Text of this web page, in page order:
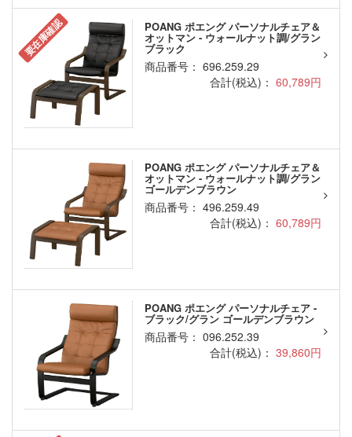
要在庫確認 POANG ポエング パーソナルチェア＆
オットマン - ウォールナット調/グラン
ブラック
商品番号： 696.259.29
合計(税込)： 60,789円
POANG ポエング パーソナルチェア＆
オットマン - ウォールナット調/グラン
ゴールデンブラウン
商品番号： 496.259.49
合計(税込)： 60,789円
POANG ポエング パーソナルチェア -
ブラック/グラン ゴールデンブラウン
商品番号： 096.252.39
合計(税込)： 39,860円